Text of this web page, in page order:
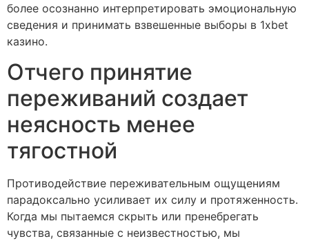
более осознанно интерпретировать эмоциональную
сведения и принимать взвешенные выборы в 1xbet
казино.
Отчего принятие
переживаний создает
неясность менее
тягостной
Противодействие переживательным ощущениям
парадоксально усиливает их силу и протяженность.
Когда мы пытаемся скрыть или пренебрегать
чувства, связанные с неизвестностью, мы